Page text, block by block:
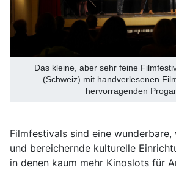
Das kleine, aber sehr feine
(Schweiz) mit handverlesenen
hervorragenden
Filmfestivals sind eine wunderbare,
und bereichernde kulturelle
in denen kaum mehr Kinoslots für